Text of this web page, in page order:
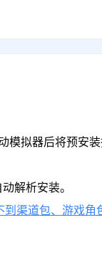
模拟器后将预安
解析安装。
到渠道包、游戏角